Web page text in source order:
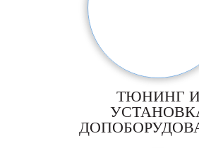
ТЮНИНГ